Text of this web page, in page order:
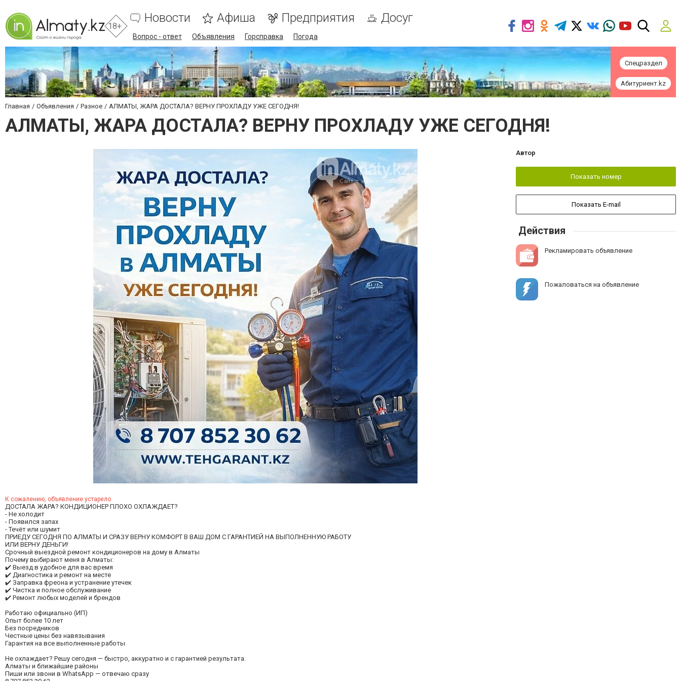
18+
Новости Афиша Предприятия Досуг
Вопрос - ответ Объявления Горсправка Погода
Спецраздел
Абитуриент.kz
Главная Объявления Разное АЛМАТЫ, ЖАРА ДОСТАЛА? ВЕРНУ ПРОХЛАДУ УЖЕ СЕГОДНЯ!
АЛМАТЫ, ЖАРА ДОСТАЛА? ВЕРНУ ПРОХЛАДУ УЖЕ СЕГОДНЯ!
К сожалению, объявление устарело
ДОСТАЛА ЖАРА? КОНДИЦИОНЕР ПЛОХО ОХЛАЖДАЕТ?
- Не холодит
- Появился запах
- Течёт или шумит
ПРИЕДУ СЕГОДНЯ ПО АЛМАТЫ И СРАЗУ ВЕРНУ КОМФОРТ В ВАШ ДОМ С ГАРАНТИЕЙ НА ВЫПОЛНЕННУЮ РАБОТУ
ИЛИ ВЕРНУ ДЕНЬГИ!
Срочный выездной ремонт кондиционеров на дому в Алматы
Почему выбирают меня в Алматы:
✔️ Выезд в удобное для вас время
✔️ Диагностика и ремонт на месте
✔️ Заправка фреона и устранение утечек
✔️ Чистка и полное обслуживание
✔️ Ремонт любых моделей и брендов
Работаю официально (ИП)
Опыт более 10 лет
Без посредников
Честные цены без навязывания
Гарантия на все выполненные работы
Не охлаждает? Решу сегодня — быстро, аккуратно и с гарантией результата.
Алматы и ближайшие районы
Пиши или звони в WhatsApp — отвечаю сразу
Автор
Показать номер
Показать E-mail
Действия
Рекламировать объявление
Пожаловаться на объявление